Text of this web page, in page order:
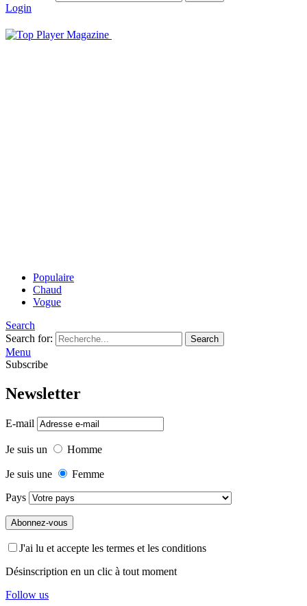
Login
Populaire
Chaud
Vogue
Search
Search for:
Search
Menu
Subscribe
Newsletter
E-mail
Je suis un Homme
Je suis une
Femme
Pays
J'ai lu et accepte les termes et les conditions
Désinscription en un clic à tout moment
Follow us